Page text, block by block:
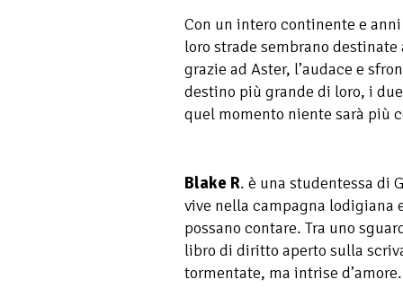
Con un intero continente e
loro strade sembrano
grazie ad Aster, l’audace e
destino più grande di loro, i
quel momento niente sarà più
Blake R. è una studentessa di
vive nella campagna lodigiana
possano contare. Tra uno
libro di diritto aperto sulla
tormentate, ma intrise d’amore.